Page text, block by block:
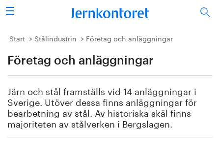
Sök
Stålindustrin
Vision 2050
Forskning/utbildning
Energi/miljö
Vi tycker
Start Stålindustrin Företag och anläggningar
Företag och anläggningar
Järn och stål framställs vid 14 anläggningar i
Sverige. Utöver dessa finns anläggningar för
bearbetning av stål. Av historiska skäl finns
majoriteten av stålverken i Bergslagen.